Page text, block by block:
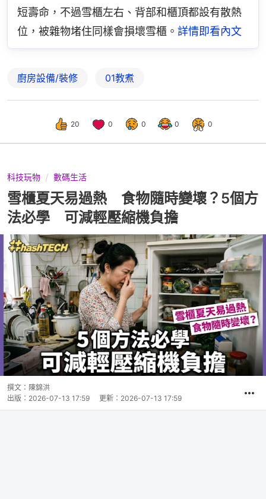
短壽命，不過雪櫃左右、背部和櫃頂都設有散熱
位，被雜物堵住同樣會損壞雪櫃。 詳情即看內文
廚房設備/裝修 01教煮
20 0 0 0 0
科技玩物 數碼生活
雪櫃夏天易過熱 食物隨時變壞？5個方
法必學 可減輕壓縮機負擔
撰文： 陳錦洪
出版： 2026-07-13 17:59 更新： 2026-07-13 17:59